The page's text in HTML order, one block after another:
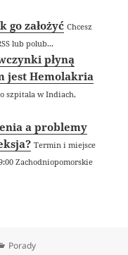
go założyć Chcesz
lub polub...
płyną
jest Hemolakria
szpitala w Indiach,
a problemy
Termin i miejsce
Zachodniopomorskie
Kategorie
Porady